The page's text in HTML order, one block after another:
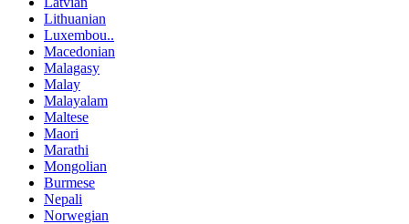
Lithuanian
Luxembou..
Macedonian
Malagasy
Malay
Malayalam
Maltese
Maori
Marathi
Mongolian
Burmese
Nepali
Norwegian